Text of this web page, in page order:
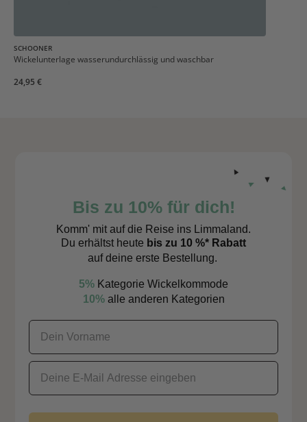
SCHOONER
Wickelunterlage wasserundurchlässig und waschbar
24,95 €
Bis zu 10% für dich!
Komm' mit auf die Reise ins Limmaland.
Du erhältst heute bis zu 10 %* Rabatt
auf deine erste Bestellung.
5% Kategorie Wickelkommode
10%alle anderen Kategorien